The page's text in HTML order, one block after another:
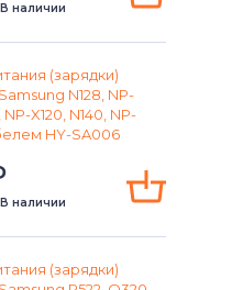
ноутбуков
ноутбуков
ноутбуков
В наличии
(зарядки)
N128, NP-
NP-X120, N140, NP-
HY-SA006
В наличии
(зарядки)